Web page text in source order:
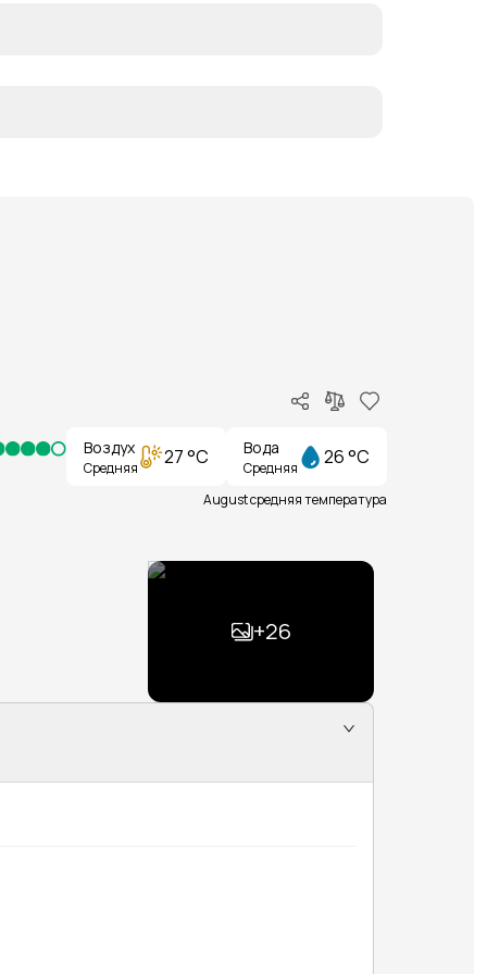
Воздух
Средняя 27 °C Вода
Средняя 26 °C
August средняя температура
+26